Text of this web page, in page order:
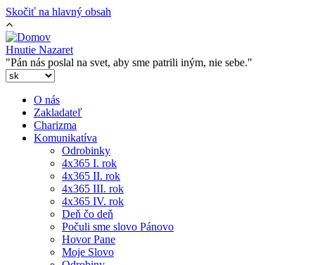
Skočiť na hlavný obsah
Hnutie Nazaret
"Pán nás poslal na svet, aby sme patrili iným, nie sebe."
O nás
Zakladateľ
Charizma
Komunikatíva
Odrobinky
4x365 I. rok
4x365 II. rok
4x365 III. rok
4x365 IV. rok
Deň čo deň
Počuli sme slovo Pánovo
Hovor Pane
Moje Slovo